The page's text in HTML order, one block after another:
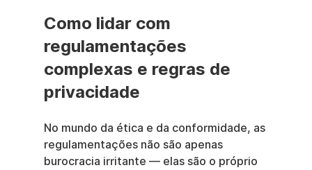
Como lidar com
regulamentações
complexas e regras de
privacidade
No mundo da ética e da conformidade, as
regulamentações não são apenas
burocracia irritante — elas são o próprio